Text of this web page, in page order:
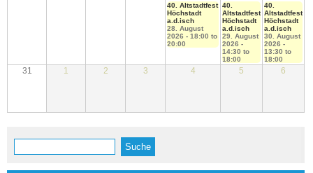
40. Altstadtfest
Höchstadt
a.d.isch
28. August
2026 - 18:00 to
20:00
40.
Altstadtfest
Höchstadt
a.d.isch
29. August
2026 -
14:30 to
18:00
40.
Altstadtfest
Höchstadt
a.d.isch
30. August
2026 -
13:30 to
18:00
31 1 2 3 4 5 6
Suchformular
Suche